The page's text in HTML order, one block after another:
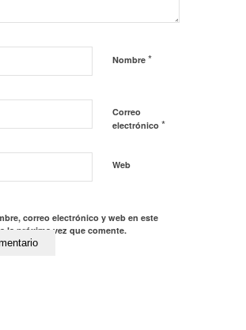
Nombre *
Correo
electrónico *
Web
correo electrónico y web en este
la próxima vez que comente.